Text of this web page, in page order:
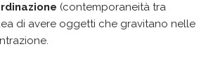
(contemporaneità tra
di avere oggetti che gravitano nelle